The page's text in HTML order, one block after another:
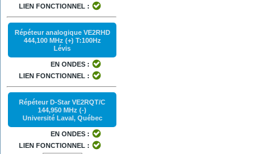
LIEN FONCTIONNEL :
Répéteur analogique VE2RHD
444,100 MHz (+) T:100Hz
Lévis
EN ONDES :
LIEN FONCTIONNEL :
Répéteur D-Star VE2RQT/C
144,950 MHz (-)
Université Laval, Québec
EN ONDES :
LIEN FONCTIONNEL :